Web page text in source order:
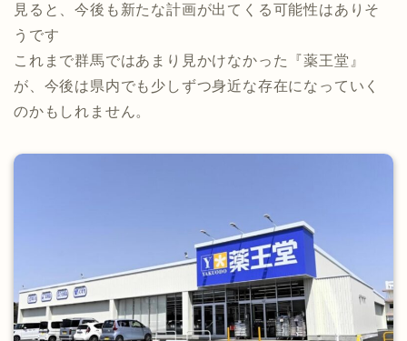
見ると、今後も新たな計画が出てくる可能性はありそ
うです
これまで群馬ではあまり見かけなかった『薬王堂』
が、今後は県内でも少しずつ身近な存在になっていく
のかもしれません。